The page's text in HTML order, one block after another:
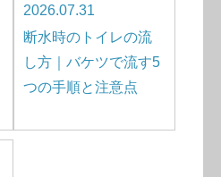
2026.07.31
断水時のトイレの流
し方｜バケツで流す5
つの手順と注意点